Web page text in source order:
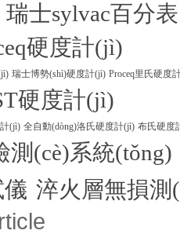
瑞士sylvac百分表
硬度計(jì)
瑞士博勢(shì)硬度計(jì) Proceq里氏硬度
硬度計(jì)
(jì) 全自動(dòng)洛氏硬度計(jì) 布氏硬度
(cè)系統(tǒng)
淬火層無損測